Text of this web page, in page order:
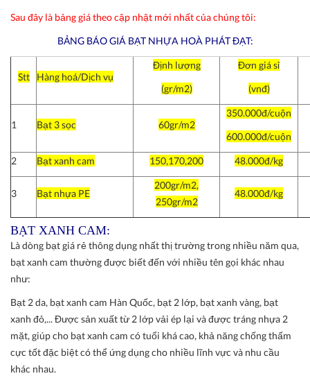
Sau đây là bảng giá theo cập nhật mới nhất của chúng tôi:
BẢNG BÁO GIÁ BẠT NHỰA HOÀ PHÁT ĐẠT:
Stt Hàng hoá/Dịch vụ
Định lượng
(gr/m2)
Đơn giá sỉ
(vnđ)
1 Bạt 3 sọc 60gr/m2
350.000đ/cuộn
600.000đ/cuộn
2 Bạt xanh cam 150,170,200 48.000đ/kg
3 Bạt nhựa PE
200gr/m2,
250gr/m2
48.000đ/kg
BẠT XANH CAM:
Là dòng bạt giá rẻ thông dụng nhất thị trường trong nhiều năm qua,
bạt xanh cam thường được biết đến với nhiều tên gọi khác nhau
như:
Bạt 2 da, bạt xanh cam Hàn Quốc, bạt 2 lớp, bạt xanh vàng, bạt
xanh đỏ,... Được sản xuất từ 2 lớp vải ép lại và được tráng nhựa 2
mặt, giúp cho bạt xanh cam có tuổi khá cao, khả năng chống thấm
cực tốt đặc biệt có thể ứng dụng cho nhiều lĩnh vực và nhu cầu
khác nhau.